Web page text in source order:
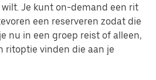
Je kunt on-demand een rit
een reserveren zodat die
nu in een groep reist of alleen,
ritoptie vinden die aan je